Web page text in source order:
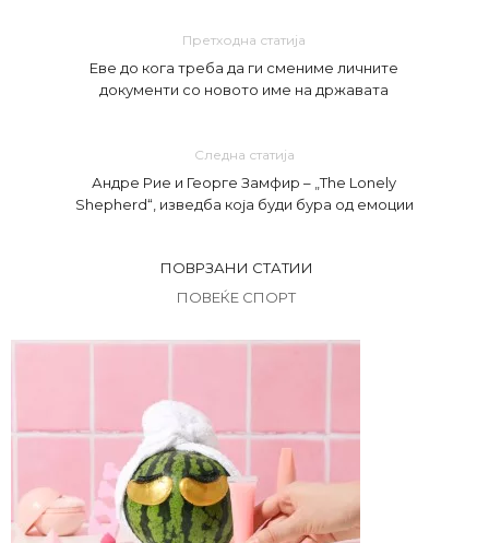
Претходна статија
Еве до кога треба да ги смениме личните
документи со новото име на државата
Следна статија
Андре Рие и Георге Замфир – „The Lonely
Shepherd“, изведба која буди бура од емоции
ПОВРЗАНИ СТАТИИ
ПОВЕЌЕ СПОРТ